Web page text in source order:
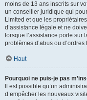
moins de 13 ans inscrits sur
un conseiller juridique qui
Limited et que les
d’assistance légale et ne
lorsque l’assistance porte
problèmes d’abus ou
Haut
Pourquoi ne puis-je pas
Il est possible qu’un
d’empêcher les nouveaux